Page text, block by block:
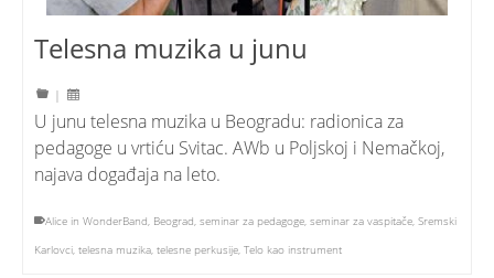
Telesna muzika u junu
|
U junu telesna muzika u Beogradu: radionica za
pedagoge u vrtiću Svitac. AWb u Poljskoj i Nemačkoj,
najava događaja na leto.
Alice in WonderBand, Beograd, seminar za pedagoge, seminar za vaspitače, Sremski
Karlovci, telesna muzika, telesne perkusije, Telo kao instrument